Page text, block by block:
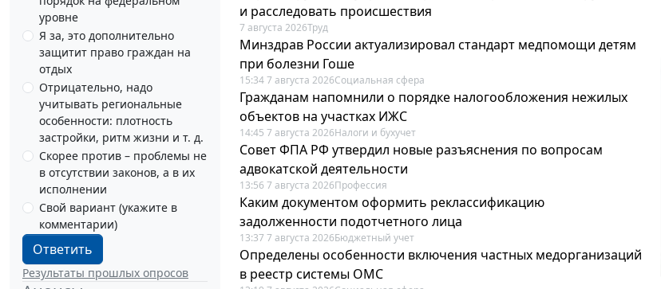
уровне
Я за, это дополнительно
защитит право граждан на
отдых
Отрицательно, надо
учитывать региональные
особенности: плотность
застройки, ритм жизни и т. д.
Скорее против – проблемы не
в отсутствии законов, а в их
исполнении
Свой вариант (укажите в
комментарии)
Ответить
Результаты прошлых опросов
и расследовать происшествия
7 августа 2026Труд
Минздрав России актуализировал стандарт медпомощи детям
при болезни Гоше
15:34 7 августа 2026Социальная сфера
Гражданам напомнили о порядке налогообложения нежилых
объектов на участках ИЖС
14:45 7 августа 2026Налоги и бухучет
Совет ФПА РФ утвердил новые разъяснения по вопросам
адвокатской деятельности
13:56 7 августа 2026Профессия
Каким документом оформить реклассификацию
задолженности подотчетного лица
13:37 7 августа 2026Бюджетный учет
Определены особенности включения частных медорганизаций
в реестр системы ОМС